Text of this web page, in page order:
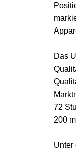
Das
72
200
Unter